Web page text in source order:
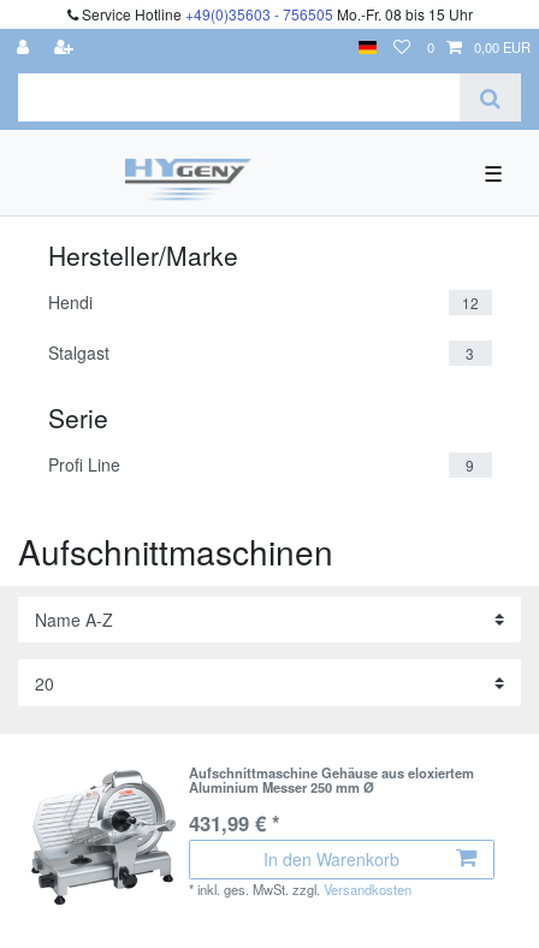
Service Hotline +49(0)35603 - 756505 Mo.-Fr. 08 bis 15 Uhr
0 0,00 EUR
☰
Hersteller/Marke
Hendi 12
Stalgast 3
Serie
Profi Line 9
Aufschnittmaschinen
Aufschnittmaschine Gehäuse aus eloxiertem
Aluminium Messer 250 mm Ø
431,99 € *
In den Warenkorb
*inkl. ges. MwSt. zzgl.Versandkosten